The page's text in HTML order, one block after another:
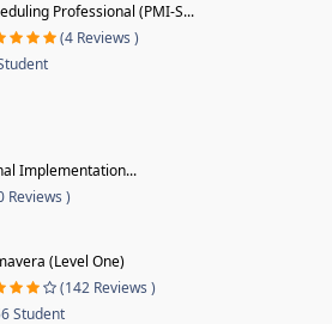
Professional (PMI-S...
(4 Reviews )
Implementation...
Reviews )
(Level One)
(142 Reviews )
Student